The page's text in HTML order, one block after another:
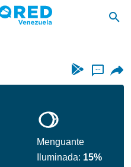
...
Menguante
Iluminada: 15%